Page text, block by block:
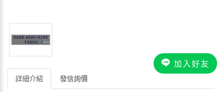
加入好友
詳細介紹 發信詢價